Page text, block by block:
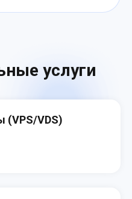
(от 10 ТБ в
услуги
(VPS/VDS)